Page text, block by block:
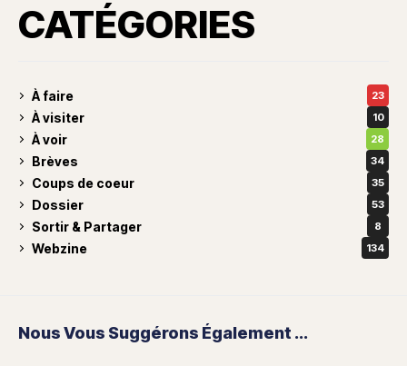
CATÉGORIES
À faire 23
À visiter 10
À voir 28
Brèves 34
Coups de coeur 35
Dossier 53
Sortir & Partager 8
Webzine 134
Nous Vous Suggérons Également ...